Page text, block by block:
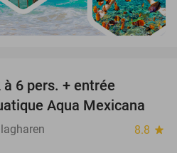
6 pers. + entrée
Aqua Mexicana
8.8 star